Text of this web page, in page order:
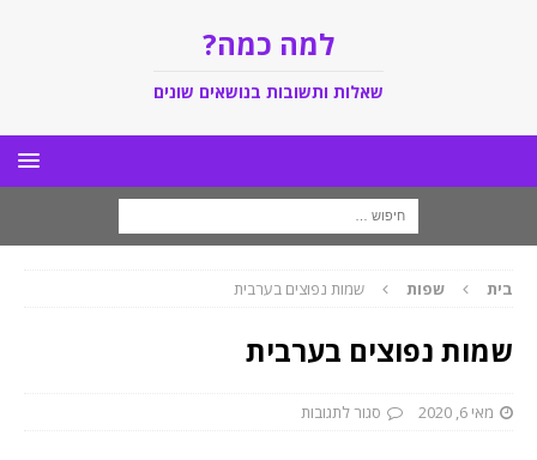
למה כמה?
שאלות ותשובות בנושאים שונים
בית שפות שמות נפוצים בערבית
שמות נפוצים בערבית
מאי 6, 2020 סגור לתגובות